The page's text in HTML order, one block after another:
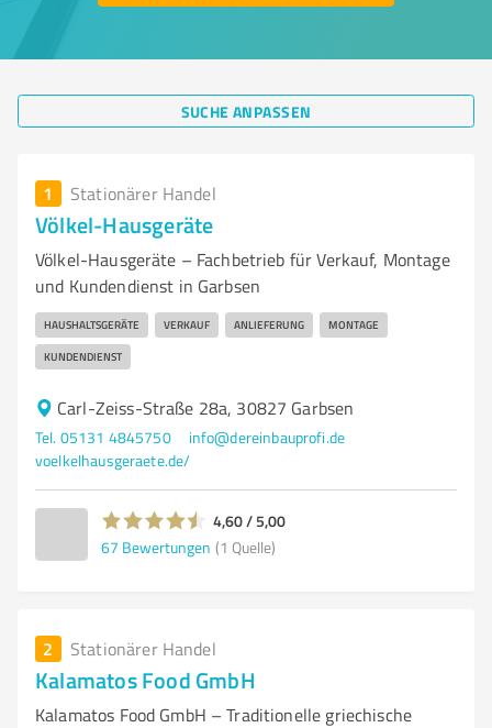
SUCHE ANPASSEN
1 Stationärer Handel
Völkel-Hausgeräte
Völkel-Hausgeräte – Fachbetrieb für Verkauf, Montage
und Kundendienst in Garbsen
HAUSHALTSGERÄTE VERKAUF ANLIEFERUNG MONTAGE
KUNDENDIENST
Carl-Zeiss-Straße 28a, 30827 Garbsen
Tel. 05131 4845750
info@dereinbauprofi.de
voelkelhausgeraete.de/
4,60 / 5,00
67 Bewertungen (1 Quelle)
2 Stationärer Handel
Kalamatos Food GmbH
Kalamatos Food GmbH – Traditionelle griechische